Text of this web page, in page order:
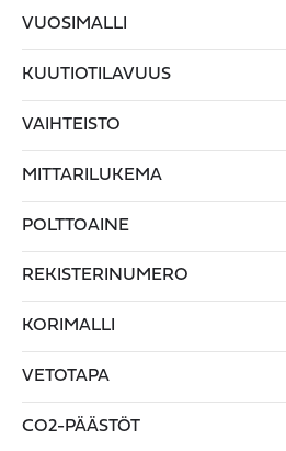
VUOSIMALLI
KUUTIOTILAVUUS
VAIHTEISTO
MITTARILUKEMA
POLTTOAINE
REKISTERINUMERO
KORIMALLI
VETOTAPA
CO2-PÄÄSTÖT